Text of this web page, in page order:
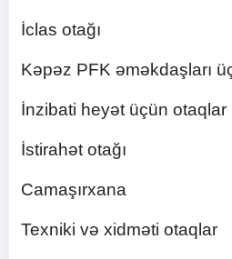
İclas otağı
Kəpəz PFK əməkdaşları
İnzibati heyət üçün otaqlar
İstirahət otağı
Camaşırxana
Texniki və xidməti otaqlar